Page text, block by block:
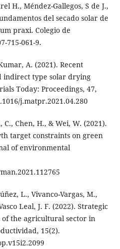
H., Méndez-Gallegos, S de J.,
del secado solar de
praxi. Colegio de
715-061-9.
A. (2021). Recent
indirect type solar drying
Today: Proceedings, 47,
j.matpr.2021.04.280
Chen, H., & Wei, W. (2021).
target constraints on green
of environmental
L., Vivanco-Vargas, M.,
Leal, J. F. (2022). Strategic
the agricultural sector in
15(2).